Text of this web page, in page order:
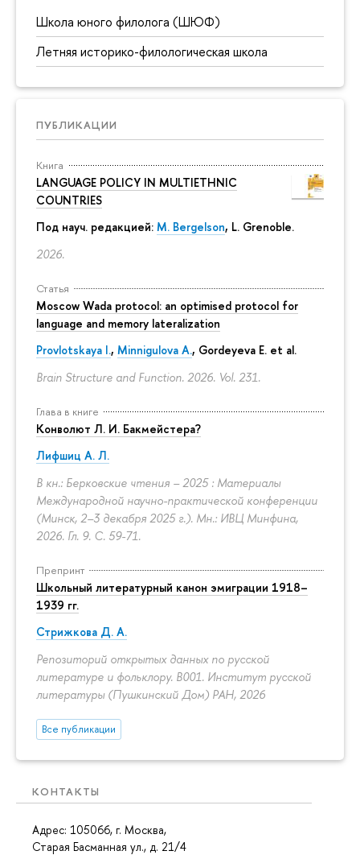
Школа юного филолога (ШЮФ)
Летняя историко-филологическая школа
ПУБЛИКАЦИИ
Книга
LANGUAGE POLICY IN MULTIETHNIC
COUNTRIES
Под науч. редакцией: M. Bergelson, L. Grenoble.
2026.
Статья
Moscow Wada protocol: an optimised protocol for
language and memory lateralization
Provlotskaya I., Minnigulova A., Gordeyeva E. et al.
Brain Structure and Function. 2026. Vol. 231.
Глава в книге
Конволют Л. И. Бакмейстера?
Лифшиц А. Л.
В кн.: Берковские чтения – 2025 : Материалы
Международной научно-практической конференции
(Минск, 2–3 декабря 2025 г.). Мн.: ИВЦ Минфина,
2026. Гл. 9. С. 59-71.
Препринт
Школьный литературный канон эмиграции 1918–
1939 гг.
Стрижкова Д. А.
Репозиторий открытых данных по русской
литературе и фольклору. B001. Институт русской
литературы (Пушкинский Дом) РАН, 2026
Все публикации
КОНТАКТЫ
Адрес: 105066, г. Москва,
Старая Басманная ул., д. 21/4